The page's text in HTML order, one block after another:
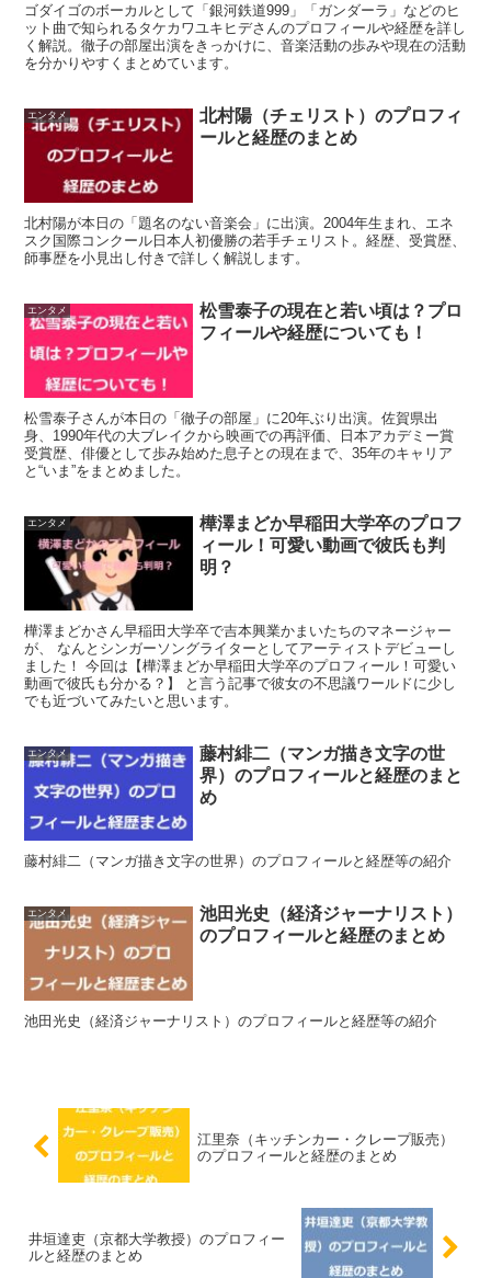
ゴダイゴのボーカルとして「銀河鉄道999」「ガンダーラ」などのヒ
ット曲で知られるタケカワユキヒデさんのプロフィールや経歴を詳し
く解説。徹子の部屋出演をきっかけに、音楽活動の歩みや現在の活動
を分かりやすくまとめています。
エンタメ
北村陽（チェリスト）のプロフィ
ールと経歴のまとめ
北村陽が本日の「題名のない音楽会」に出演。2004年生まれ、エネ
スク国際コンクール日本人初優勝の若手チェリスト。経歴、受賞歴、
師事歴を小見出し付きで詳しく解説します。
エンタメ
松雪泰子の現在と若い頃は？プロ
フィールや経歴についても！
松雪泰子さんが本日の「徹子の部屋」に20年ぶり出演。佐賀県出
身、1990年代の大ブレイクから映画での再評価、日本アカデミー賞
受賞歴、俳優として歩み始めた息子との現在まで、35年のキャリア
と“いま”をまとめました。
エンタメ
樺澤まどか早稲田大学卒のプロフ
ィール！可愛い動画で彼氏も判
明？
樺澤まどかさん早稲田大学卒で吉本興業かまいたちのマネージャー
が、 なんとシンガーソングライターとしてアーティストデビューし
ました！ 今回は【樺澤まどか早稲田大学卒のプロフィール！可愛い
動画で彼氏も分かる？】 と言う記事で彼女の不思議ワールドに少し
でも近づいてみたいと思います。
エンタメ
藤村緋二（マンガ描き文字の世
界）のプロフィールと経歴のまと
め
藤村緋二（マンガ描き文字の世界）のプロフィールと経歴等の紹介
エンタメ
池田光史（経済ジャーナリスト）
のプロフィールと経歴のまとめ
池田光史（経済ジャーナリスト）のプロフィールと経歴等の紹介
江里奈（キッチンカー・クレープ販売）
のプロフィールと経歴のまとめ
井垣達吏（京都大学教授）のプロフィー
ルと経歴のまとめ